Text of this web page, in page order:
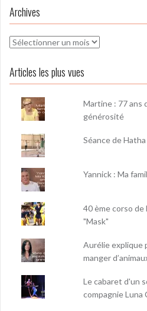
Archives
Archives
Articles les plus vues
Martine : 77 ans
générosité
Séance de
Yannick : Ma
40 ème corso de
"Mask"
Aurélie explique
manger
Le cabaret d'un
compagnie Luna